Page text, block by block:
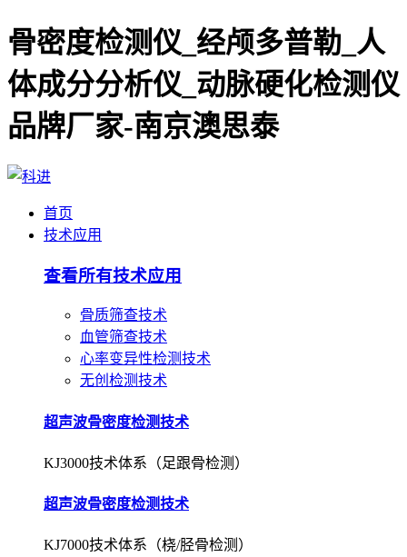
骨密度检测仪_经颅多普勒_人
体成分分析仪_动脉硬化检测仪
品牌厂家-南京澳思泰
首页
技术应用
查看所有技术应用
骨质筛查技术
血管筛查技术
心率变异性检测技术
无创检测技术
超声波骨密度检测技术
KJ3000技术体系（足跟骨检测）
超声波骨密度检测技术
KJ7000技术体系（桡/胫骨检测）